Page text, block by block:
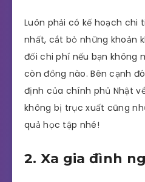
Luôn phải có kế hoạch chi
nhất, cắt bỏ những khoản
đối chi phí nếu bạn không
còn đồng nào. Bên cạnh
định của chính phủ Nhật
không bị trục xuất cũng
quả học tập nhé!
2. Xa gia đình